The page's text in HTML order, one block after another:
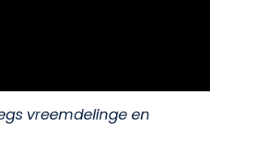
vreemdelinge en